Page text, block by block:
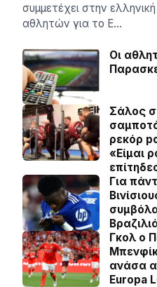
συμμετέχει στην
αθλητών για το Ε…
Οι
Σάλος
ρεκόρ
«Είμαι
Για
Γκολ ο
ανάσα
Europa